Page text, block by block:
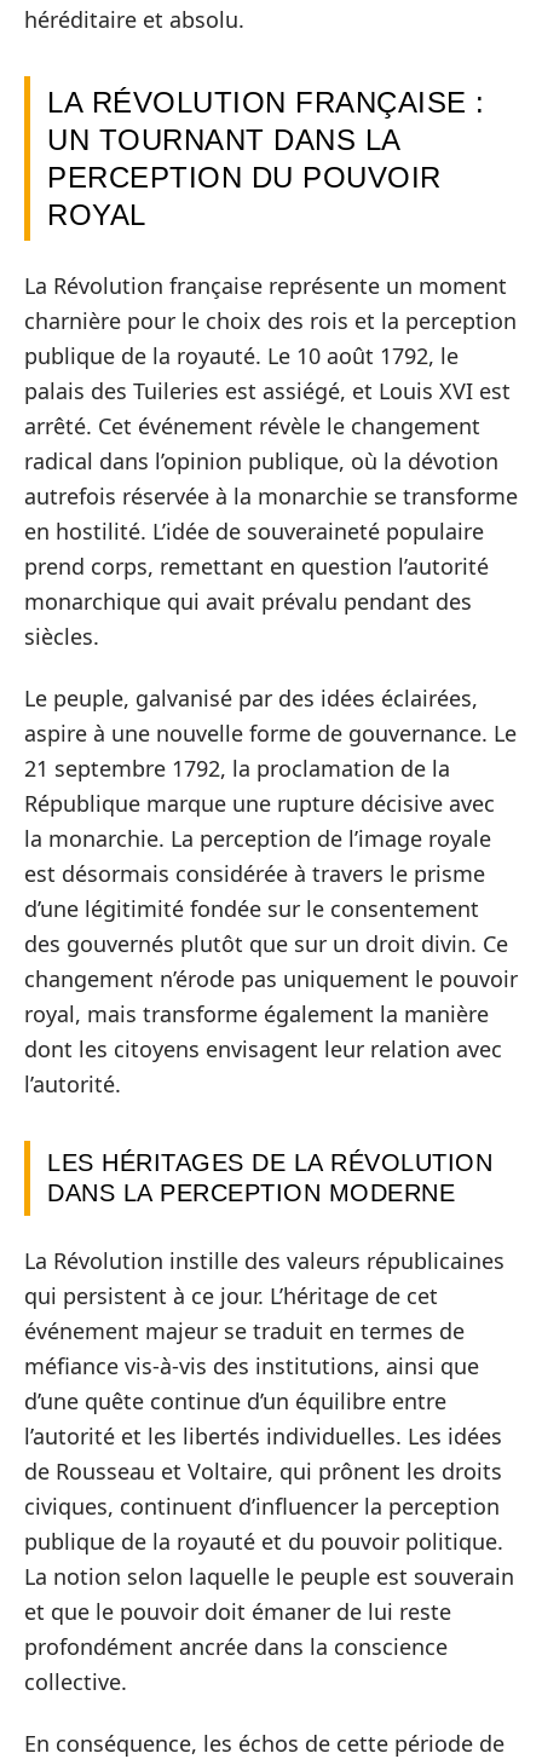
héréditaire et absolu.
LA RÉVOLUTION FRANÇAISE :
UN TOURNANT DANS LA
PERCEPTION DU POUVOIR
ROYAL
La Révolution française représente un moment
charnière pour le choix des rois et la perception
publique de la royauté. Le 10 août 1792, le
palais des Tuileries est assiégé, et Louis XVI est
arrêté. Cet événement révèle le changement
radical dans l’opinion publique, où la dévotion
autrefois réservée à la monarchie se transforme
en hostilité. L’idée de souveraineté populaire
prend corps, remettant en question l’autorité
monarchique qui avait prévalu pendant des
siècles.
Le peuple, galvanisé par des idées éclairées,
aspire à une nouvelle forme de gouvernance. Le
21 septembre 1792, la proclamation de la
République marque une rupture décisive avec
la monarchie. La perception de l’image royale
est désormais considérée à travers le prisme
d’une légitimité fondée sur le consentement
des gouvernés plutôt que sur un droit divin. Ce
changement n’érode pas uniquement le pouvoir
royal, mais transforme également la manière
dont les citoyens envisagent leur relation avec
l’autorité.
LES HÉRITAGES DE LA RÉVOLUTION
DANS LA PERCEPTION MODERNE
La Révolution instille des valeurs républicaines
qui persistent à ce jour. L’héritage de cet
événement majeur se traduit en termes de
méfiance vis-à-vis des institutions, ainsi que
d’une quête continue d’un équilibre entre
l’autorité et les libertés individuelles. Les idées
de Rousseau et Voltaire, qui prônent les droits
civiques, continuent d’influencer la perception
publique de la royauté et du pouvoir politique.
La notion selon laquelle le peuple est souverain
et que le pouvoir doit émaner de lui reste
profondément ancrée dans la conscience
collective.
En conséquence, les échos de cette période de